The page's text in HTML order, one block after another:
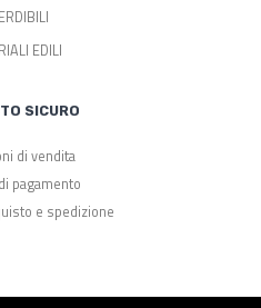
EDILI
SICURO
di vendita
pagamento
e spedizione